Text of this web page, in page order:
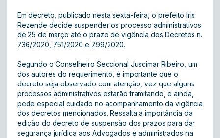
Em decreto, publicado nesta sexta-feira, o prefeito Iris
Rezende decide suspender os processo administrativos
de 25 de março até o prazo de vigência dos Decretos n.
736/2020, 751/2020 e 799/2020.
Segundo o Conselheiro Seccional Juscimar Ribeiro, um
dos autores do requerimento, é importante que o
decreto seja observado com atenção, vez que alguns
processos administrativos estarão tramitando, e ainda,
pede especial cuidado no acompanhamento da vigência
dos decretos mencionados. Ressalta a importância da
edição do decreto de suspensão dos prazos para dar
segurança jurídica aos Advogados e administrados na